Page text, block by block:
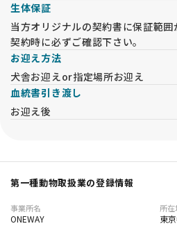
生体保証
当方オリジナルの契約書に保証範囲
契約時に必ずご確認下さい。
お迎え方法
犬舎お迎えor指定場所お迎え
血統書引き渡し
お迎え後
第一種動物取扱業の登録情報
事業所名
ONEWAY
所在
東